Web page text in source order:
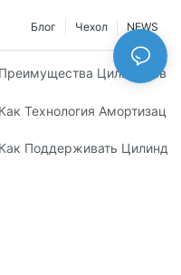
NEWS
Чехол
Блог
& Общие
Преимущества Цилиндров
Как Технология
Основные
Как Поддерживать Цилиндр